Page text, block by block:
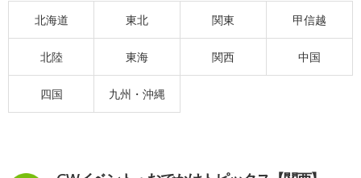
北海道 東北 関東 甲信越
北陸 東海 関西 中国
四国 九州・沖縄